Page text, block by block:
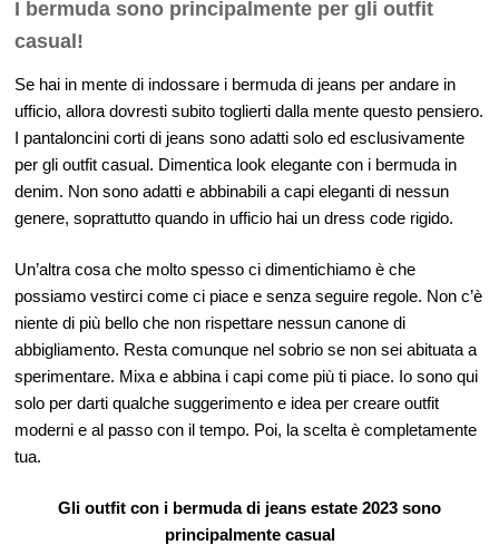
I bermuda sono principalmente per gli outfit
casual!
Se hai in mente di indossare i bermuda di jeans per andare in
ufficio, allora dovresti subito toglierti dalla mente questo pensiero.
I pantaloncini corti di jeans sono adatti solo ed esclusivamente
per gli outfit casual. Dimentica look elegante con i bermuda in
denim. Non sono adatti e abbinabili a capi eleganti di nessun
genere, soprattutto quando in ufficio hai un dress code rigido.
Un’altra cosa che molto spesso ci dimentichiamo è che
possiamo vestirci come ci piace e senza seguire regole. Non c’è
niente di più bello che non rispettare nessun canone di
abbigliamento. Resta comunque nel sobrio se non sei abituata a
sperimentare. Mixa e abbina i capi come più ti piace. Io sono qui
solo per darti qualche suggerimento e idea per creare outfit
moderni e al passo con il tempo. Poi, la scelta è completamente
tua.
Gli outfit con i bermuda di jeans estate 2023 sono
principalmente casual